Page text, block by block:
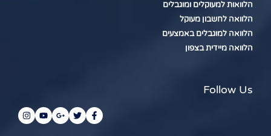
הלוואות למעוקלים ומוגבלים
הלוואה לחשבון מעוקל
הלוואה למוגבלים באמצעים
הלוואה מיידית בצפון
Follow Us